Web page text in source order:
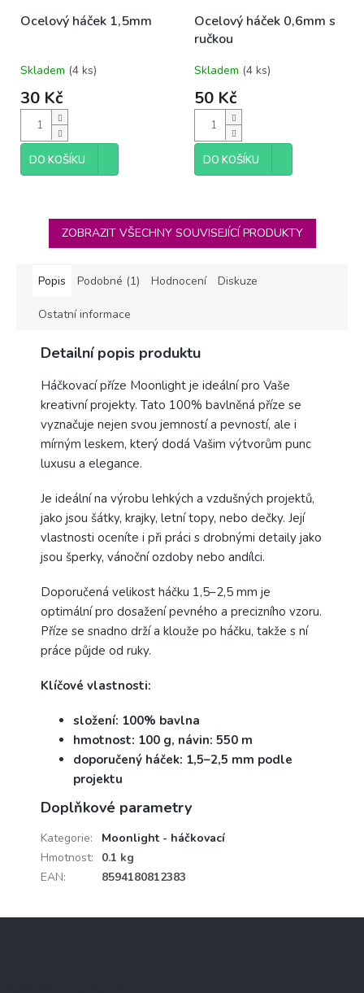
Ocelový háček 1,5mm
Skladem (4 ks)
30 Kč
DO KOŠÍKU
Ocelový háček 0,6mm s
ručkou
Skladem (4 ks)
50 Kč
DO KOŠÍKU
ZOBRAZIT VŠECHNY SOUVISEJÍCÍ PRODUKTY
Popis Podobné (1) Hodnocení Diskuze
Ostatní informace
Detailní popis produktu
Háčkovací příze Moonlight je ideální pro Vaše
kreativní projekty. Tato 100% bavlněná příze se
vyznačuje nejen svou jemností a pevností, ale i
mírným leskem, který dodá Vašim výtvorům punc
luxusu a elegance.
Je ideální na výrobu lehkých a vzdušných projektů,
jako jsou šátky, krajky, letní topy, nebo dečky. Její
vlastnosti oceníte i při práci s drobnými detaily jako
jsou šperky, vánoční ozdoby nebo andílci.
Doporučená velikost háčku 1,5–2,5 mm je
optimální pro dosažení pevného a precizního vzoru.
Příze se snadno drží a klouže po háčku, takže s ní
práce půjde od ruky.
Klíčové vlastnosti:
složení: 100% bavlna
hmotnost: 100 g, návin: 550 m
doporučený háček: 1,5–2,5 mm podle
projektu
Doplňkové parametry
Kategorie:
Moonlight - háčkovací
Hmotnost:
0.1 kg
EAN: 8594180812383